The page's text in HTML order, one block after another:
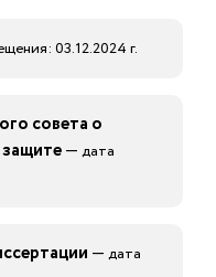
03.12.2024 г.
совета о
— дата
— дата